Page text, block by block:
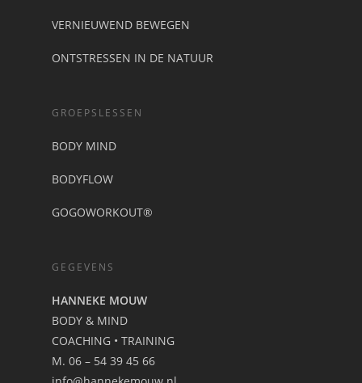
VERNIEUWEND BEWEGEN
ONTSTRESSEN IN DE NATUUR
GROEPSLESSEN
BODY MIND
BODYFLOW
GOGOWORKOUT®
GEGEVENS
HANNEKE MOUW
BODY & MIND
COACHING • TRAINING
M. 06 – 54 39 45 66